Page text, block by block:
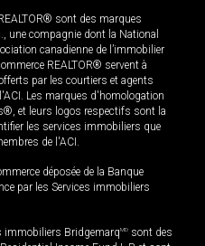
sont des marques
une compagnie dont la National
canadienne de l’immobilier
REALTOR® servent à
par les courtiers et agents
Les marques d'homologation
et leurs logos respectifs sont la
les services immobiliers que
de l'ACI.
déposée de la Banque
par les Services immobiliers
immobiliers BridgemarqMD sont des